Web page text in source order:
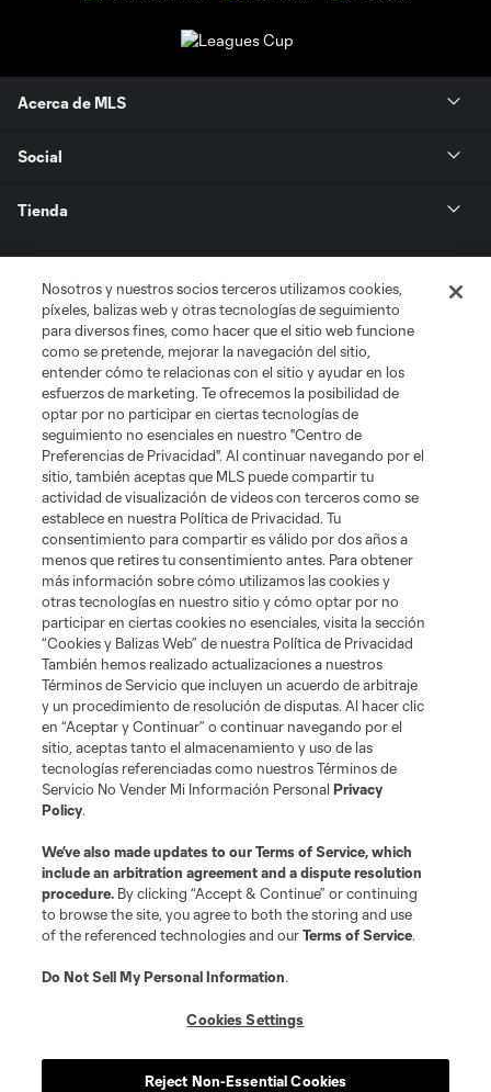
Acerca de MLS
Social
Tienda
Club Sites
Términos de servicio Política de privacidad
No vender mi información
Cookies Settings
©2026 MLS. El nombre y escudo de la Major League Soccer y MLS son
marcas registradas de League Soccer, L.L.C. (“MLS”). Los nombres y logos
de los equipos de la MLS están registrados y son marcas bajo ley común
de la MLS o son usadas con el permiso de sus propietarios. Uso
desautorizado está prohibido.
Nosotros y nuestros socios terceros utilizamos cookies,
píxeles, balizas web y otras tecnologías de seguimiento
para diversos fines, como hacer que el sitio web funcione
como se pretende, mejorar la navegación del sitio,
entender cómo te relacionas con el sitio y ayudar en los
esfuerzos de marketing. Te ofrecemos la posibilidad de
optar por no participar en ciertas tecnologías de
seguimiento no esenciales en nuestro "Centro de
Preferencias de Privacidad". Al continuar navegando por el
sitio, también aceptas que MLS puede compartir tu
actividad de visualización de videos con terceros como se
establece en nuestra Política de Privacidad. Tu
consentimiento para compartir es válido por dos años a
menos que retires tu consentimiento antes. Para obtener
más información sobre cómo utilizamos las cookies y
otras tecnologías en nuestro sitio y cómo optar por no
participar en ciertas cookies no esenciales, visita la sección
“Cookies y Balizas Web” de nuestra Política de Privacidad
También hemos realizado actualizaciones a nuestros
Términos de Servicio que incluyen un acuerdo de arbitraje
y un procedimiento de resolución de disputas. Al hacer clic
en “Aceptar y Continuar” o continuar navegando por el
sitio, aceptas tanto el almacenamiento y uso de las
tecnologías referenciadas como nuestros Términos de
Servicio No Vender Mi Información PersonalPrivacy
Policy.
We’ve also made updates to ourTerms of Service, which
include an arbitration agreement and a dispute resolution
procedure. By clicking “Accept & Continue” or continuing
to browse the site, you agree to both the storing and use
of the referenced technologies and ourTerms of Service.
Do Not Sell My Personal Information.
Cookies Settings
Reject Non-Essential Cookies